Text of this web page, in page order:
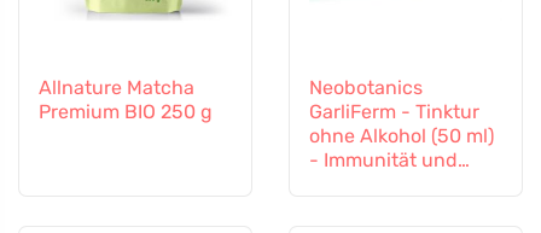
Allnature Matcha
Premium BIO 250 g
Neobotanics
GarliFerm - Tinktur
ohne Alkohol (50 ml)
- Immunität und